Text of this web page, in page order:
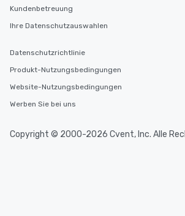
Kundenbetreuung
Ihre Datenschutzauswahlen
Datenschutzrichtlinie
Produkt-Nutzungsbedingungen
Website-Nutzungsbedingungen
Werben Sie bei uns
Copyright © 2000-2026 Cvent, Inc. Alle